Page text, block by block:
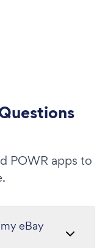
POWR apps to
eBay